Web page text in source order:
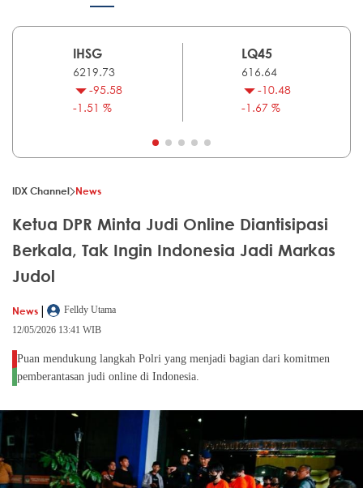
IHSG
6219.73
-95.58
-1.51 %
LQ45
616.64
-10.48
-1.67 %
IDX Channel News
Ketua DPR Minta Judi Online Diantisipasi
Berkala, Tak Ingin Indonesia Jadi Markas
Judol
News |
Felldy Utama
12/05/2026 13:41 WIB
Puan mendukung langkah Polri yang menjadi bagian dari komitmen
pemberantasan judi online di Indonesia.